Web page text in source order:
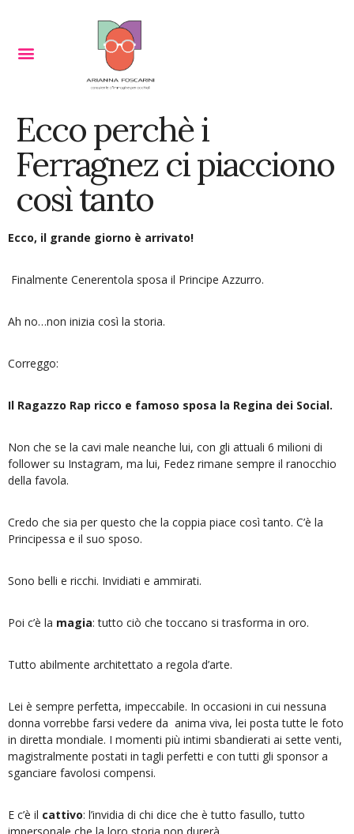
Ecco perchè i
Ferragnez ci piacciono
così tanto
Ecco, il grande giorno è arrivato!
Finalmente Cenerentola sposa il Principe Azzurro.
Ah no…non inizia così la storia.
Correggo:
Il Ragazzo Rap ricco e famoso sposa la Regina dei Social.
Non che se la cavi male neanche lui, con gli attuali 6 milioni di
follower su Instagram, ma lui, Fedez rimane sempre il ranocchio
della favola.
Credo che sia per questo che la coppia piace così tanto. C’è la
Principessa e il suo sposo.
Sono belli e ricchi. Invidiati e ammirati.
Poi c’è la magia: tutto ciò che toccano si trasforma in oro.
Tutto abilmente architettato a regola d’arte.
Lei è sempre perfetta, impeccabile. In occasioni in cui nessuna
donna vorrebbe farsi vedere da anima viva, lei posta tutte le foto
in diretta mondiale. I momenti più intimi sbandierati ai sette venti,
magistralmente postati in tagli perfetti e con tutti gli sponsor a
sganciare favolosi compensi.
E c’è il cattivo: l’invidia di chi dice che è tutto fasullo, tutto